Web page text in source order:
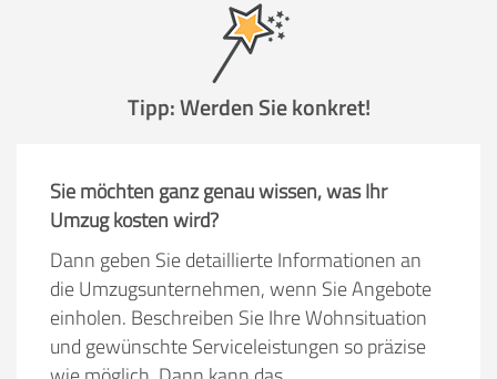
Tipp: Werden Sie konkret!
Sie möchten ganz genau wissen, was Ihr
Umzug kosten wird?
Dann geben Sie detaillierte Informationen an
die Umzugsunternehmen, wenn Sie Angebote
einholen. Beschreiben Sie Ihre Wohnsituation
und gewünschte Serviceleistungen so präzise